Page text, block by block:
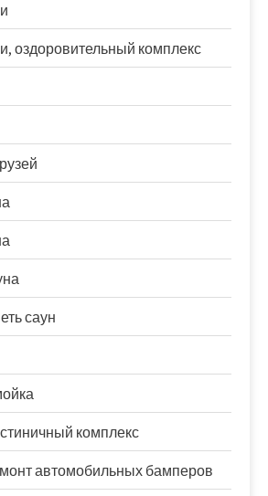
оздоровительный комплекс
саун
комплекс
автомобильных бамперов